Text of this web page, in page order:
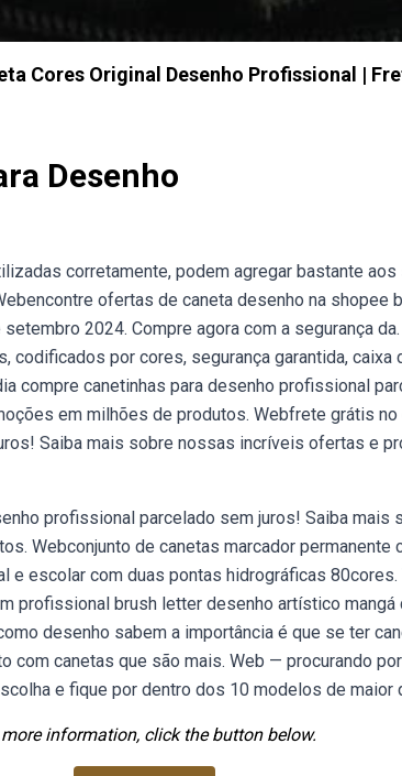
Cores Original Desenho Profissional |
Desenho
corretamente, podem agregar bastante
ofertas de caneta desenho na shopee
2024. Compre agora com a segurança
por cores, segurança garantida, caixa
compre canetinhas para desenho profissional
em milhões de produtos. Webfrete grátis
Saiba mais sobre nossas incríveis ofertas e
profissional parcelado sem juros! Saiba mais
Webconjunto de canetas marcador permanente
e escolar com duas pontas hidrográficas
profissional brush letter desenho artístico
desenho sabem a importância é que se ter
com canetas que são mais. Web — procurando
e fique por dentro dos 10 modelos de maior
information, click the button below.